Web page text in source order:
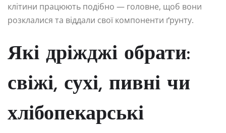
клітини працюють подібно — головне, щоб вони
розклалися та віддали свої компоненти ґрунту.
Які дріжджі обрати:
свіжі, сухі, пивні чи
хлібопекарські